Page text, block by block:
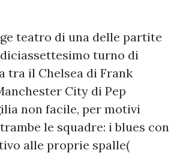
teatro di una delle partite
turno di
tra il Chelsea di Frank
City di Pep
non facile, per motivi
le squadre: i blues con
alle proprie spalle(